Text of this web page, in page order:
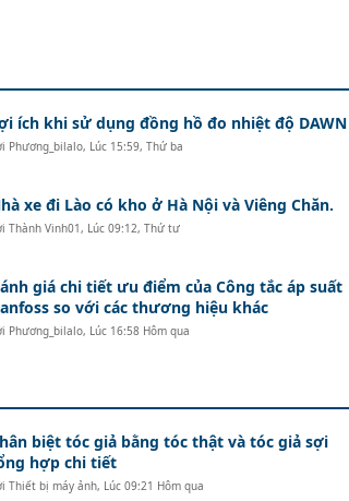
ích khi sử dụng đồng hồ đo nhiệt độ DAWN
Phương_bilalo, Lúc 15:59, Thứ ba
xe đi Lào có kho ở Hà Nội và Viêng Chăn.
Thành Vinh01, Lúc 09:12, Thứ tư
giá chi tiết ưu điểm của Công tắc áp suất
so với các thương hiệu khác
Phương_bilalo, Lúc 16:58 Hôm qua
biệt tóc giả bằng tóc thật và tóc giả sợi
hợp chi tiết
Thiết bị máy ảnh, Lúc 09:21 Hôm qua